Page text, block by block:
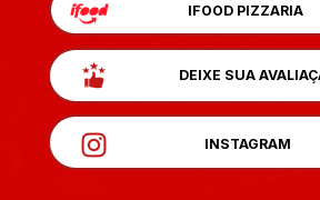
IFOOD PIZZARIA
DEIXE SUA
INSTAGRAM